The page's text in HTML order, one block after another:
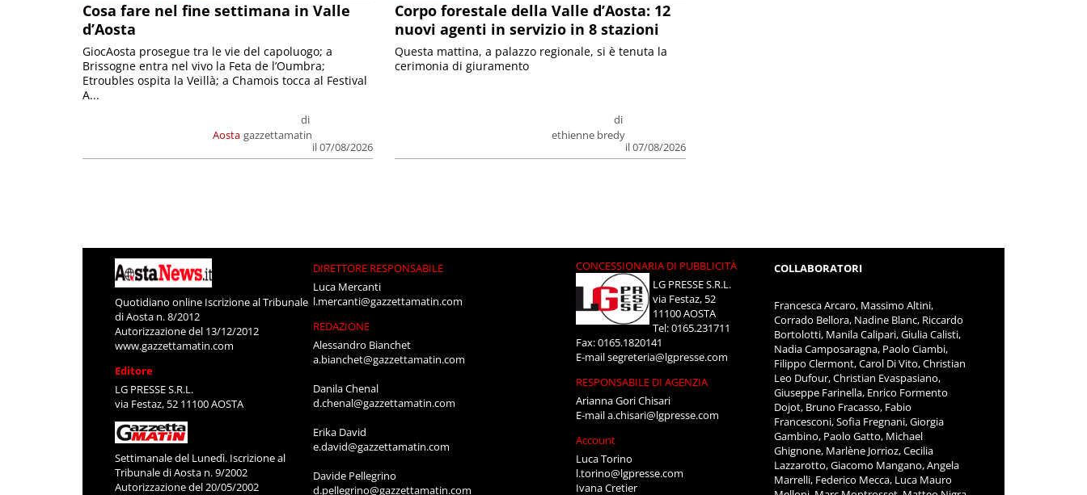
Cosa fare nel fine settimana in Valle
d’Aosta
Aosta
di
gazzettamatin
il 07/08/2026
GiocAosta prosegue tra le vie del capoluogo; a
Brissogne entra nel vivo la Feta de l’Oumbra;
Etroubles ospita la Veillà; a Chamois tocca al Festival
A...
Corpo forestale della Valle d’Aosta: 12
nuovi agenti in servizio in 8 stazioni
di
ethienne bredy
il 07/08/2026
Questa mattina, a palazzo regionale, si è tenuta la
cerimonia di giuramento
Quotidiano online Iscrizione al Tribunale
di Aosta n. 8/2012
Autorizzazione del 13/12/2012
www.gazzettamatin.com
Editore
LG PRESSE S.R.L.
via Festaz, 52 11100 AOSTA
Settimanale del Lunedì. Iscrizione al
Tribunale di Aosta n. 9/2002
Autorizzazione del 20/05/2002
DIRETTORE RESPONSABILE
Luca Mercanti
l.mercanti@gazzettamatin.com
REDAZIONE
Alessandro Bianchet
a.bianchet@gazzettamatin.com
Danila Chenal
d.chenal@gazzettamatin.com
Erika David
e.david@gazzettamatin.com
Davide Pellegrino
d.pellegrino@gazzettamatin.com
CONCESSIONARIA DI PUBBLICITÀ
LG PRESSE S.R.L.
via Festaz, 52
11100 AOSTA
Tel: 0165.231711
Fax: 0165.1820141
E-mailsegreteria@lgpresse.com
RESPONSABILE DI AGENZIA
Arianna Gori Chisari
E-maila.chisari@lgpresse.com
Account
Luca Torino
l.torino@lgpresse.com
Ivana Cretier
COLLABORATORI
Francesca Arcaro, Massimo Altini,
Corrado Bellora, Nadine Blanc, Riccardo
Bortolotti, Manila Calipari, Giulia Calisti,
Nadia Camposaragna, Paolo Ciambi,
Filippo Clermont, Carol Di Vito, Christian
Leo Dufour, Christian Evaspasiano,
Giuseppe Farinella, Enrico Formento
Dojot, Bruno Fracasso, Fabio
Francesconi, Sofia Fregnani, Giorgia
Gambino, Paolo Gatto, Michael
Ghignone, Marlène Jorrioz, Cecilia
Lazzarotto, Giacomo Mangano, Angela
Marrelli, Federico Mecca, Luca Mauro